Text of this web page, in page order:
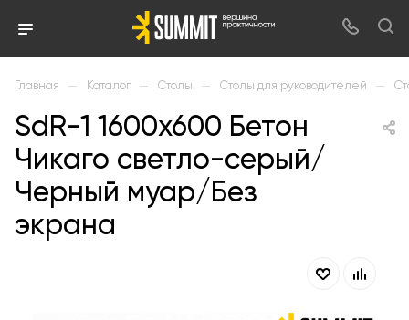
Главная — Каталог — Столы — Столы для руководителей —
SdR-1 1600х600 Бетон
Чикаго светло-серый/
Черный муар/Без
экрана